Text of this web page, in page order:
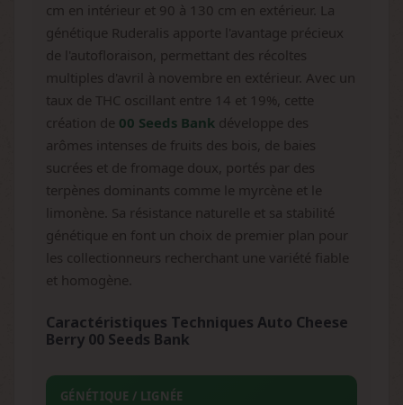
cm en intérieur et 90 à 130 cm en extérieur. La
génétique Ruderalis apporte l'avantage précieux
de l'autofloraison, permettant des récoltes
multiples d'avril à novembre en extérieur. Avec un
taux de THC oscillant entre 14 et 19%, cette
création de 00 Seeds Bank développe des
arômes intenses de fruits des bois, de baies
sucrées et de fromage doux, portés par des
terpènes dominants comme le myrcène et le
limonène. Sa résistance naturelle et sa stabilité
génétique en font un choix de premier plan pour
les collectionneurs recherchant une variété fiable
et homogène.
Caractéristiques Techniques Auto Cheese
Berry 00 Seeds Bank
GÉNÉTIQUE / LIGNÉE